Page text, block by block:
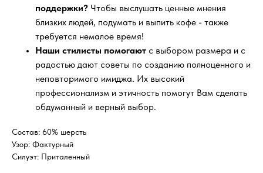
поддержки? Чтобы выслушать ценные мнения
близких людей, подумать и выпить кофе - также
требуется немалое время!
Наши стилисты помогают с выбором размера и с
радостью дают советы по созданию полноценного и
неповторимого имиджа. Их высокий
профессионализм и этичность помогут Вам сделать
обдуманный и верный выбор.
Состав: 60% шерсть
Узор: Фактурный
Силуэт: Приталенный